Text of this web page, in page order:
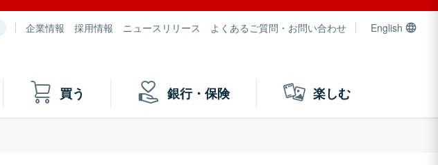
企業情報 採用情報 ニュースリリース よくあるご質問・お問い合わせ English
買う 銀行・保険 楽しむ